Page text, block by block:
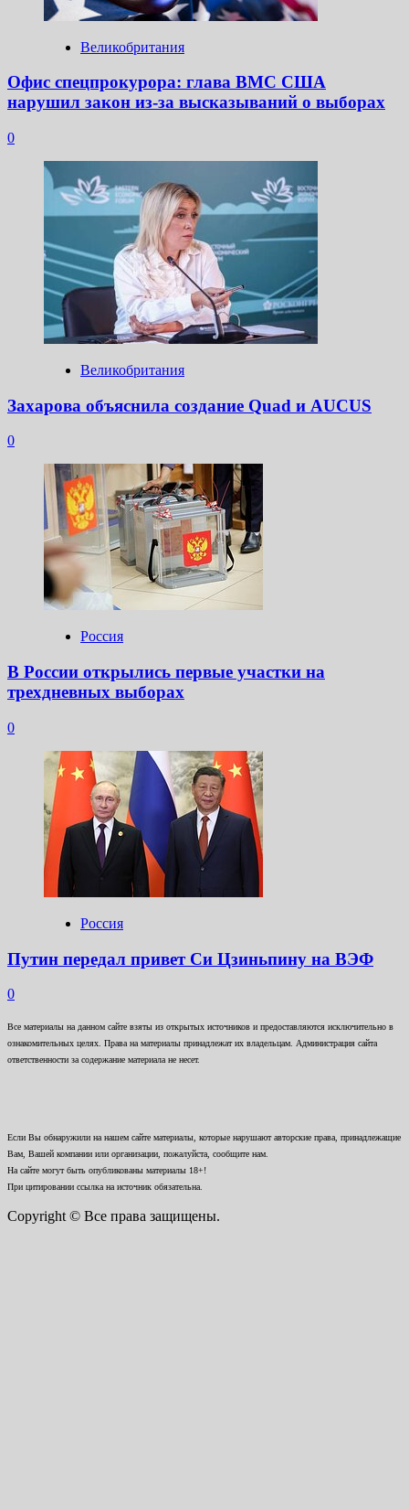
Великобритания
Офис спецпрокурора: глава ВМС США
нарушил закон из-за высказываний о выборах
0
Великобритания
Захарова объяснила создание Quad и AUCUS
0
Россия
В России открылись первые участки на
трехдневных выборах
0
Россия
Путин передал привет Си Цзиньпину на ВЭФ
0
Все материалы на данном сайте взяты из открытых источников и предоставляются исключительно в
ознакомительных целях. Права на материалы принадлежат их владельцам. Администрация сайта
ответственности за содержание материала не несет.
Если Вы обнаружили на нашем сайте материалы, которые нарушают авторские права, принадлежащие
Вам, Вашей компании или организации, пожалуйста, сообщите нам.
На сайте могут быть опубликованы материалы 18+!
При цитировании ссылка на источник обязательна.
Copyright © Все права защищены.